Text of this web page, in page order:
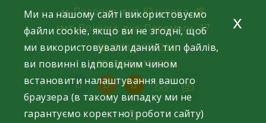
content
м. Полонне, вул. Юзькова, 48
смт. Понінка, вул. Перемоги, 37
+38 (0384) 371293
+38 (097) 4159398
facebookinstagramyoutube
Ми на нашому сайті використовуємо
файли cookie, якщо ви не згодні, щоб
ми використовували даний тип файлів,
ви повинні відповідним чином
встановити налаштування вашого
браузера (в такому випадку ми не
гарантуємо коректної роботи сайту)
x